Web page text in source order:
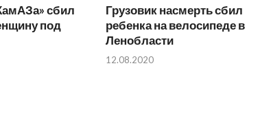
сбил
под
Грузовик насмерть сбил
ребенка на велосипеде в
Ленобласти
12.08.2020